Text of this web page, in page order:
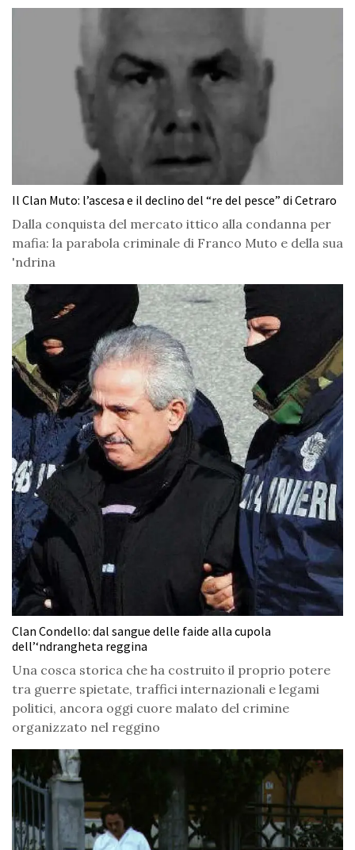
Il Clan Muto: l’ascesa e il declino del “re del pesce” di Cetraro
Dalla conquista del mercato ittico alla condanna per
mafia: la parabola criminale di Franco Muto e della sua
'ndrina
Clan Condello: dal sangue delle faide alla cupola
dell’‘ndrangheta reggina
Una cosca storica che ha costruito il proprio potere
tra guerre spietate, traffici internazionali e legami
politici, ancora oggi cuore malato del crimine
organizzato nel reggino